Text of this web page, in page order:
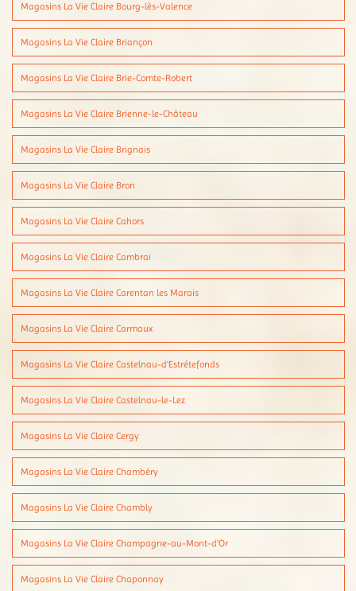
Magasins La Vie Claire Bourg-lès-Valence
Magasins La Vie Claire Briançon
Magasins La Vie Claire Brie-Comte-Robert
Magasins La Vie Claire Brienne-le-Château
Magasins La Vie Claire Brignais
Magasins La Vie Claire Bron
Magasins La Vie Claire Cahors
Magasins La Vie Claire Cambrai
Magasins La Vie Claire Carentan les Marais
Magasins La Vie Claire Carmaux
Magasins La Vie Claire Castelnau-d'Estrétefonds
Magasins La Vie Claire Castelnau-le-Lez
Magasins La Vie Claire Cergy
Magasins La Vie Claire Chambéry
Magasins La Vie Claire Chambly
Magasins La Vie Claire Champagne-au-Mont-d'Or
Magasins La Vie Claire Chaponnay